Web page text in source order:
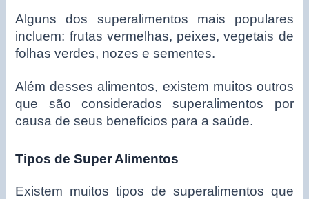
Alguns dos superalimentos mais populares
incluem: frutas vermelhas, peixes, vegetais de
folhas verdes, nozes e sementes.
Além desses alimentos, existem muitos outros
que são considerados superalimentos por
causa de seus benefícios para a saúde.
Tipos de Super Alimentos
Existem muitos tipos de superalimentos que